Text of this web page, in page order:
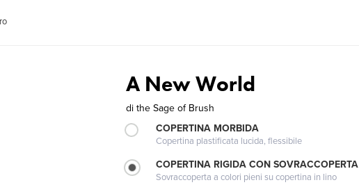
A New World
di the Sage of Brush
COPERTINA MORBIDA
Copertina plastificata lucida, flessibile
COPERTINA RIGIDA CON SOVRACCOPERTA
Sovraccoperta a colori pieni su copertina in lino